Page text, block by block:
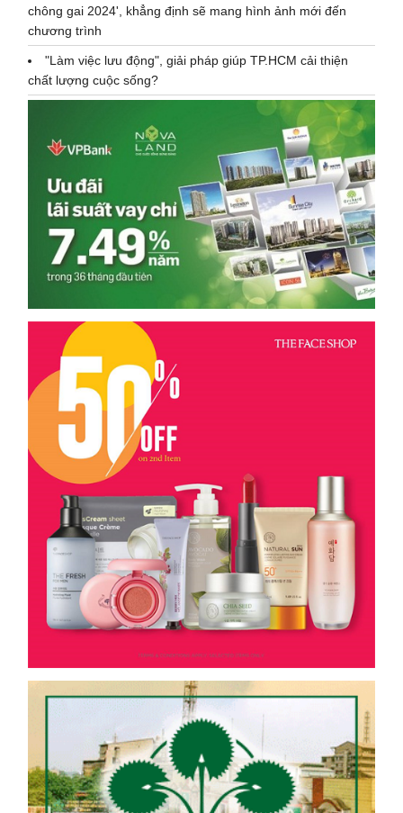
chông gai 2024', khẳng định sẽ mang hình ảnh mới đến
chương trình
"Làm việc lưu động", giải pháp giúp TP.HCM cải thiện
chất lượng cuộc sống?